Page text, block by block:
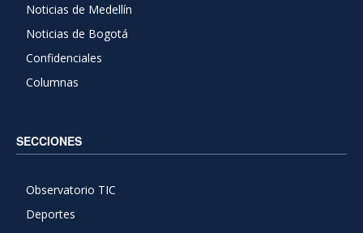
Noticias de Medellín
Noticias de Bogotá
Confidenciales
Columnas
SECCIONES
Observatorio TIC
Deportes